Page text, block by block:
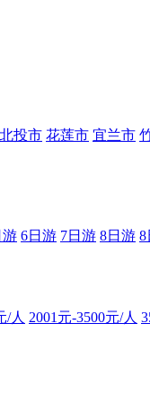
北投市 花莲市 宜兰市
游 6日游 7日游 8日游 8
/人 2001元-3500元/人